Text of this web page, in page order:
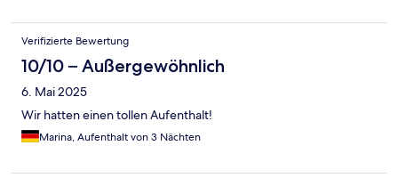
Verifizierte Bewertung
10/10 – Außergewöhnlich
6. Mai 2025
Wir hatten einen tollen Aufenthalt!
Marina, Aufenthalt von 3 Nächten